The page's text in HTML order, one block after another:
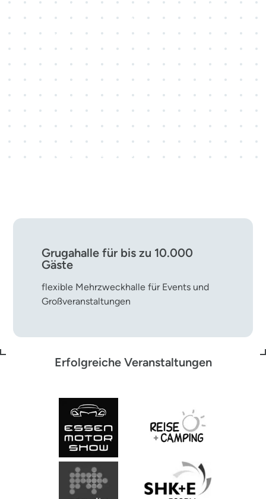
eine führende Adresse für nationale und
internationale Veranstaltungen mitten in
Europa.
Veranstaltungsräume
rund 800 Kongress- und
Grugahalle für bis zu 10.000
Gäste
flexible Mehrzweckhalle für Events und
Großveranstaltungen
Erfolgreiche Veranstaltungen